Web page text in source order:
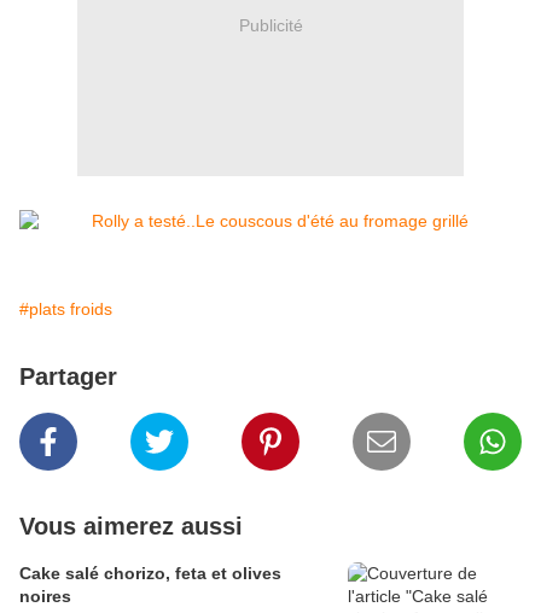
Publicité
#plats froids
Partager
Vous aimerez aussi
Cake salé chorizo, feta et olives
noires